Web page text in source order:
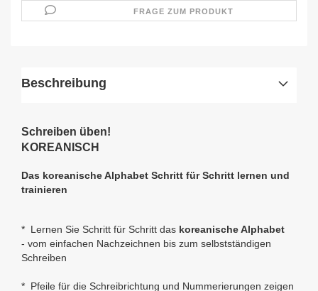
FRAGE ZUM PRODUKT
Beschreibung
Schreiben üben!
KOREANISCH
Das koreanische Alphabet Schritt für Schritt lernen und
trainieren
* Lernen Sie Schritt für Schritt das koreanische Alphabet
- vom einfachen Nachzeichnen bis zum selbstständigen
Schreiben
* Pfeile für die Schreibrichtung und Nummerierungen zeigen